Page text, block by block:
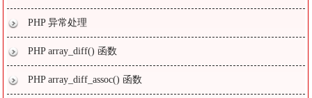
PHP 异常处理
PHP array_diff() 函数
PHP array_diff_assoc() 函数